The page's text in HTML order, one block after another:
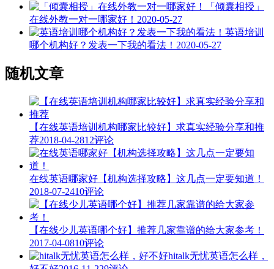
「倾囊相授」
在线外教一对一哪家好！ 2020-05-27
英语培训
哪个机构好？发表一下我的看法！ 2020-05-27
随机文章
【在线英语培训机构哪家比较好】求真实经验分享和推
荐2018-04-2812评论
在线英语哪家好【机构选择攻略】这几点一定要知道！
2018-07-2410评论
【在线少儿英语哪个好】推荐几家靠谱的给大家参考！
2017-04-0810评论
hitalk无忧英语怎么样，